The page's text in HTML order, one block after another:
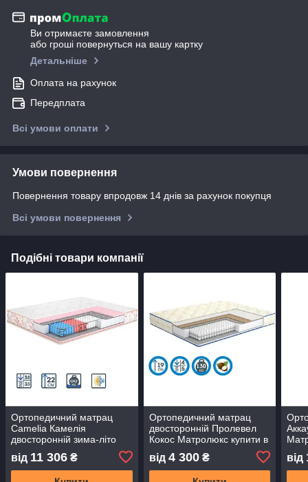
Ви отримаєте замовлення
або гроші повернуться на вашу картку
Детальніше
Оплата на рахунок
Передплата
Всі умови оплати
Умови повернення
Повернення товару впродовж 14 днів за рахунок покупця
Всі умови повернення
Подібні товари компанії
Ортопедичний матрац
Camelia Камелія
двосторонній зима-літо
Одесі, Україні
від 11 306 ₴
Ортопедичний матрац
двосторонній Пролевел
Кокос Матролюкс купити в
від 4 300₴ від